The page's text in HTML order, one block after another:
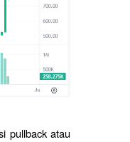
pullback atau